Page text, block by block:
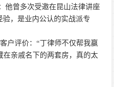
他曾多次受邀在昆山法律讲座
验，是业内公认的实战派专
户评价：“丁律师不仅帮我赢
在亲戚名下的两套房，真的太